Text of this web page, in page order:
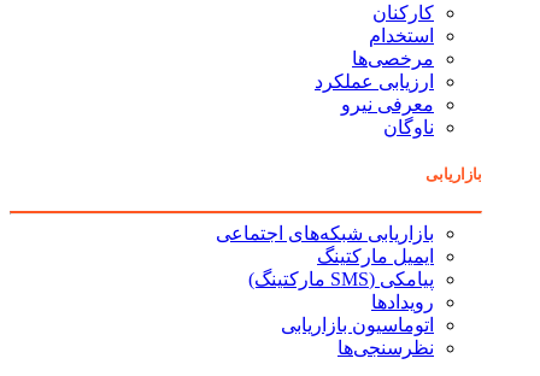
کارکنان
استخدام
مرخصی‌ها
ارزیابی عملکرد
معرفی نیرو
ناوگان
بازاریابی
بازاریابی شبکه‌های اجتماعی
ایمیل مارکتینگ
پیامکی (SMS مارکتینگ)
رویدادها
اتوماسیون بازاریابی
نظرسنجی‌ها